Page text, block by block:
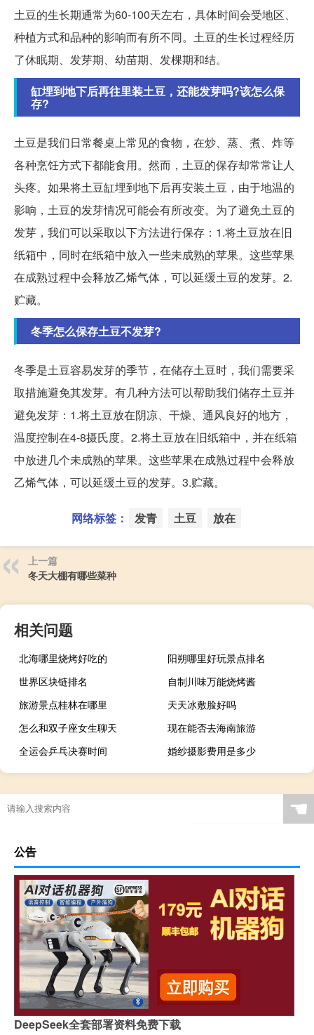
土豆的生长期通常为60-100天左右，具体时间会受地区、
种植方式和品种的影响而有所不同。土豆的生长过程经历
了休眠期、发芽期、幼苗期、发棵期和结。
缸埋到地下后再往里装土豆，还能发芽吗?该怎么保
存?
土豆是我们日常餐桌上常见的食物，在炒、蒸、煮、炸等
各种烹饪方式下都能食用。然而，土豆的保存却常常让人
头疼。如果将土豆缸埋到地下后再安装土豆，由于地温的
影响，土豆的发芽情况可能会有所改变。为了避免土豆的
发芽，我们可以采取以下方法进行保存：1.将土豆放在旧
纸箱中，同时在纸箱中放入一些未成熟的苹果。这些苹果
在成熟过程中会释放乙烯气体，可以延缓土豆的发芽。2.
贮藏。
冬季怎么保存土豆不发芽?
冬季是土豆容易发芽的季节，在储存土豆时，我们需要采
取措施避免其发芽。有几种方法可以帮助我们储存土豆并
避免发芽：1.将土豆放在阴凉、干燥、通风良好的地方，
温度控制在4-8摄氏度。2.将土豆放在旧纸箱中，并在纸箱
中放进几个未成熟的苹果。这些苹果在成熟过程中会释放
乙烯气体，可以延缓土豆的发芽。3.贮藏。
网络标签： 发青 土豆 放在
上一篇
冬天大棚有哪些菜种
相关问题
北海哪里烧烤好吃的
阳朔哪里好玩景点排名
世界区块链排名
自制川味万能烧烤酱
旅游景点桂林在哪里
天天冰敷脸好吗
怎么和双子座女生聊天
现在能否去海南旅游
全运会乒乓决赛时间
婚纱摄影费用是多少
☚
公告
DeepSeek全套部署资料免费下载